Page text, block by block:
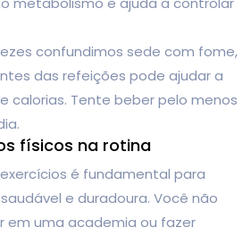
confundimos sede com fome,
das refeições pode ajudar a
calorias. Tente beber pelo menos
físicos na rotina
é fundamental para
e duradoura. Você não
em uma academia ou fazer